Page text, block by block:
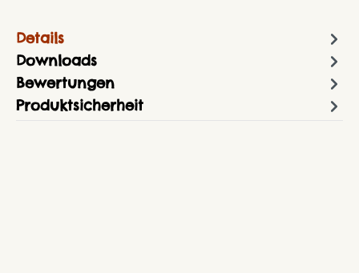
Details
Downloads
Bewertungen
Produktsicherheit